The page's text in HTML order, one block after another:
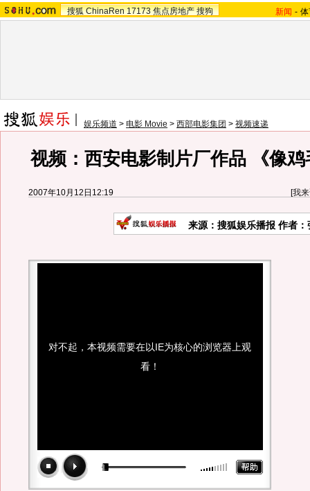
搜狐 ChinaRen 17173 焦点房地产 搜狗 新闻 -
娱乐频道 > 电影 Movie > 西部电影集团 > 视频速递
视频：西安电影制片厂作品 《像
2007年10月12日12:19 [我
来源：搜狐娱乐播报 作者：
对不起，本视频需要在以IE为核心的浏览器上观
看！